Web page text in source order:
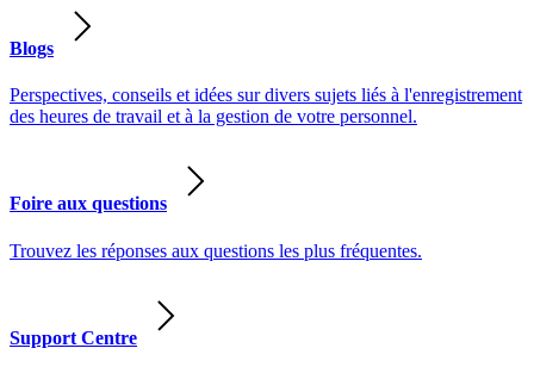
Blogs
Perspectives, conseils et idées sur divers sujets liés à l'enregistrement
des heures de travail et à la gestion de votre personnel.
Foire aux questions
Trouvez les réponses aux questions les plus fréquentes.
Support Centre